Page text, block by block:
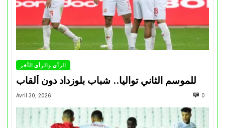
الرأي والرأي الأخر
للموسم الثاني تواليا.. شباب بلوزداد دون ألقاب
Avril 30, 2026 0